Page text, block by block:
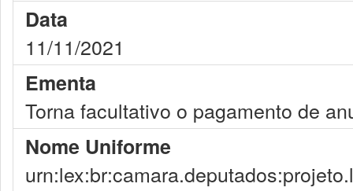
Data
11/11/2021
Ementa
Torna facultativo o pagamento de
Nome Uniforme